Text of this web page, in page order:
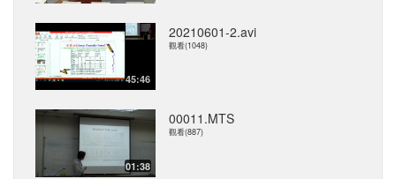
45:46
20210601-2.avi
觀看(1048)
01:38
00011.MTS
觀看(887)